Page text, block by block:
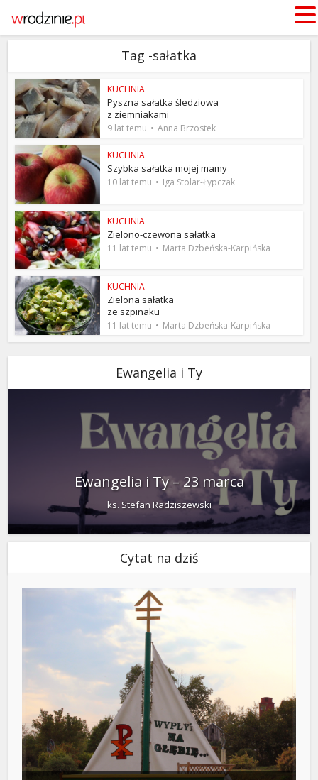
Tag -sałatka
KUCHNIA
Pyszna sałatka śledziowa
z ziemniakami
9 lat temu Anna Brzostek
KUCHNIA
Szybka sałatka mojej mamy
10 lat temu Iga Stolar-Łypczak
KUCHNIA
Zielono-czewona sałatka
11 lat temu Marta Dzbeńska-Karpińska
KUCHNIA
Zielona sałatka
ze szpinaku
11 lat temu Marta Dzbeńska-Karpińska
Ewangelia i Ty
Ewangelia i Ty – 23 marca
ks. Stefan Radziszewski
Cytat na dziś